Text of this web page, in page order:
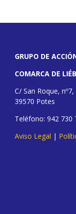
GRUPO DE
COMARCA DE
C/ San Roque, nº7,
39570 Potes
Teléfono: 942 730
Aviso Legal |